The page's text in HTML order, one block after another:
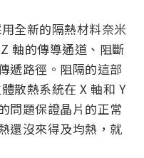
全新的隔熱材料奈米
軸的傳導通道、阻斷
遞路徑。阻隔的這部
散熱系統在 X 軸和 Y
問題保證晶片的正常
還沒來得及均熱，就